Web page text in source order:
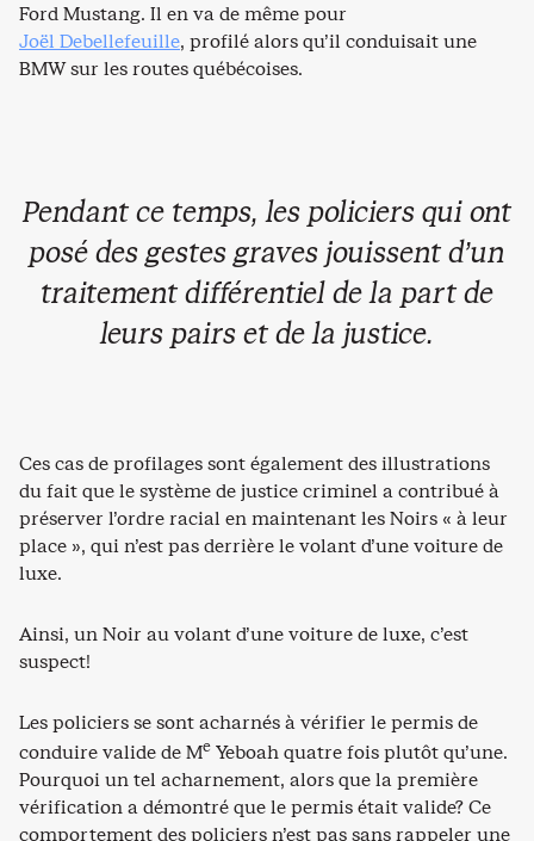
Ford Mustang. Il en va de même pour
Joël Debellefeuille, profilé alors qu’il conduisait une
BMW sur les routes québécoises.
Pendant ce temps, les policiers qui ont
posé des gestes graves jouissent d’un
traitement différentiel de la part de
leurs pairs et de la justice.
Ces cas de profilages sont également des illustrations
du fait que le système de justice criminel a contribué à
préserver l’ordre racial en maintenant les Noirs « à leur
place », qui n’est pas derrière le volant d’une voiture de
luxe.
Ainsi, un Noir au volant d’une voiture de luxe, c’est
suspect!
Les policiers se sont acharnés à vérifier le permis de
conduire valide de Me Yeboah quatre fois plutôt qu’une.
Pourquoi un tel acharnement, alors que la première
vérification a démontré que le permis était valide? Ce
comportement des policiers n’est pas sans rappeler une